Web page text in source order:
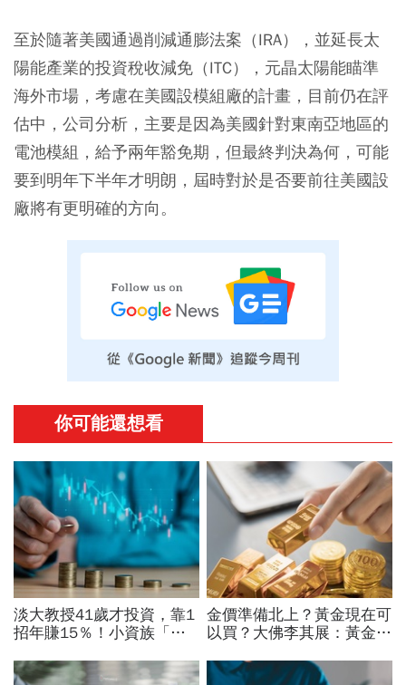
至於隨著美國通過削減通膨法案（IRA），並延長太
陽能產業的投資稅收減免（ITC），元晶太陽能瞄準
海外市場，考慮在美國設模組廠的計畫，目前仍在評
估中，公司分析，主要是因為美國針對東南亞地區的
電池模組，給予兩年豁免期，但最終判決為何，可能
要到明年下半年才明朗，屆時對於是否要前往美國設
廠將有更明確的方向。